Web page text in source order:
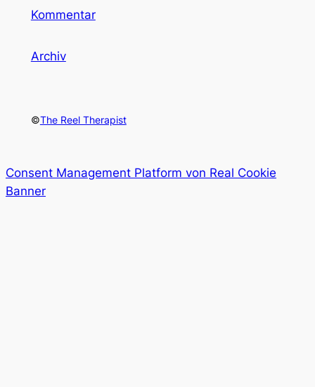
Kommentar
Archiv
©The Reel Therapist
Consent Management Platform von Real Cookie
Banner